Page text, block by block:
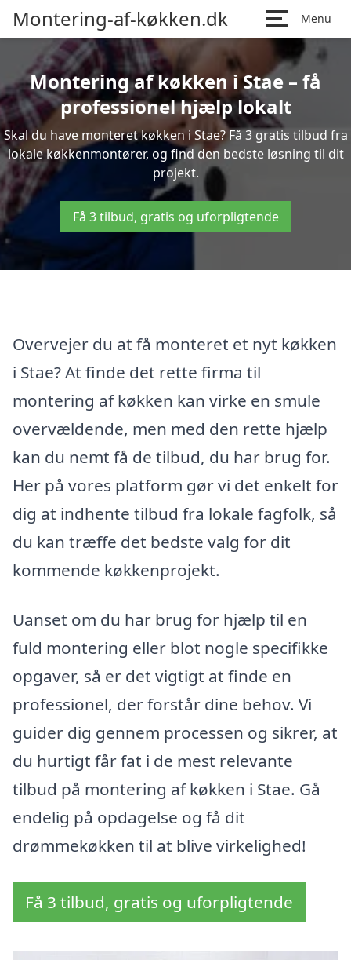
Montering-af-køkken.dk Menu
Montering af køkken i Stae – få
professionel hjælp lokalt
Skal du have monteret køkken i Stae? Få 3 gratis tilbud fra
lokale køkkenmontører, og find den bedste løsning til dit
projekt.
Få 3 tilbud, gratis og uforpligtende
Overvejer du at få monteret et nyt køkken
i Stae? At finde det rette firma til
montering af køkken kan virke en smule
overvældende, men med den rette hjælp
kan du nemt få de tilbud, du har brug for.
Her på vores platform gør vi det enkelt for
dig at indhente tilbud fra lokale fagfolk, så
du kan træffe det bedste valg for dit
kommende køkkenprojekt.
Uanset om du har brug for hjælp til en
fuld montering eller blot nogle specifikke
opgaver, så er det vigtigt at finde en
professionel, der forstår dine behov. Vi
guider dig gennem processen og sikrer, at
du hurtigt får fat i de mest relevante
tilbud på montering af køkken i Stae. Gå
endelig på opdagelse og få dit
drømmekøkken til at blive virkelighed!
Få 3 tilbud, gratis og uforpligtende